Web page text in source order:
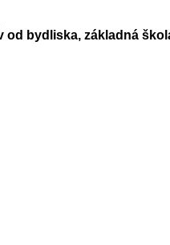
bydliska, základná